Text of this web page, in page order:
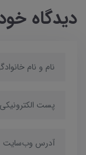
دیدگاه